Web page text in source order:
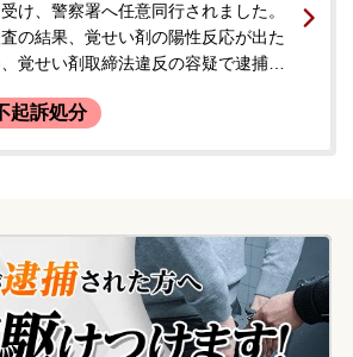
、自宅からは約10gの覚せい剤が発
ました。警察署からの接見要請を受
士が接見し、その後、ご両親から正
け、警察署へ任意同行されました。
の結果、覚せい剤の陽性反応が出た
覚せい剤取締法違反の容疑で逮捕さ
後の対応について相談するため当事
を使用させられた可能性があると主張
ました。
起訴処分